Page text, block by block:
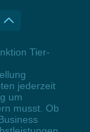
Tier-
jederzeit
um
musst. Ob